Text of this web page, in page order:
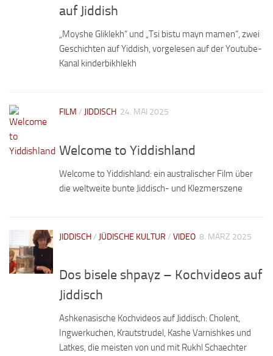
auf Jiddish
„Moyshe Gliklekh“ und „Tsi bistu mayn mamen“, zwei
Geschichten auf Yiddish, vorgelesen auf der Youtube-
Kanal kinderbikhlekh
FILM / JIDDISCH 24. MAI 2025
Welcome to Yiddishland
Welcome to Yiddishland: ein australischer Film über
die weltweite bunte Jiddisch- und Klezmerszene
JIDDISCH/ JÜDISCHE KULTUR / VIDEO 8. MÄRZ 2025
Dos bisele shpayz – Kochvideos auf
Jiddisch
Ashkenasische Kochvideos auf Jiddisch: Cholent,
Ingwerkuchen, Krautstrudel, Kashe Varnishkes und
Latkes, die meisten von und mit Rukhl Schaechter